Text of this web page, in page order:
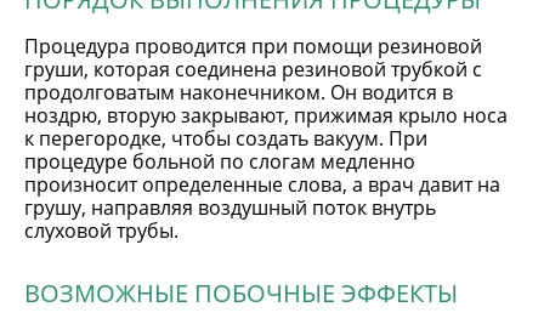
Процедура проводится при помощи резиновой
груши, которая соединена резиновой трубкой с
продолговатым наконечником. Он водится в
ноздрю, вторую закрывают, прижимая крыло носа
к перегородке, чтобы создать вакуум. При
процедуре больной по слогам медленно
произносит определенные слова, а врач давит на
грушу, направляя воздушный поток внутрь
слуховой трубы.
ВОЗМОЖНЫЕ ПОБОЧНЫЕ ЭФФЕКТЫ